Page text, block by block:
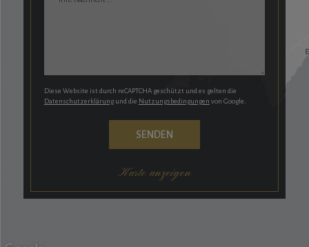
Diese Website ist durch reCAPTCHA geschützt und es gelten die
Datenschutzerklärungund die Nutzungsbedingungen von Google.
Karte anzeigen